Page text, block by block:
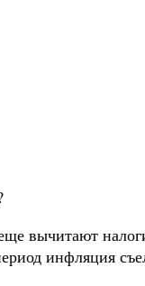
вычитают
инфляция